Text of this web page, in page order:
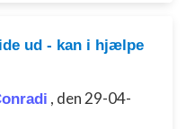
ud - kan i hjælpe
, den 29-04-